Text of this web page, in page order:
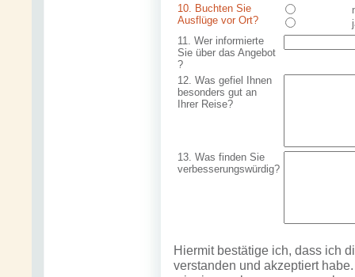
10. Buchten Sie
Ausflüge vor Ort?
11. Wer informierte
Sie über das Angebot
?
12. Was gefiel Ihnen
besonders gut an
Ihrer Reise?
13. Was finden Sie
verbesserungswürdig?
Hiermit bestätige ich, dass ich
verstanden und akzeptiert